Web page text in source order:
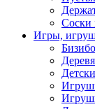
Соски
Игры,